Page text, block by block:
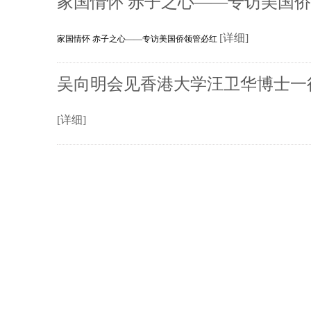
家国情怀 赤子之心——专访美国侨领管必红 [详细]
吴向明会见香港大学汪卫华博士一
[详细]